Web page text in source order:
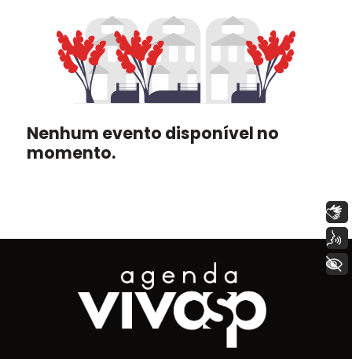
Nenhum evento disponível no
momento.
Voz
+ Acessibilidade